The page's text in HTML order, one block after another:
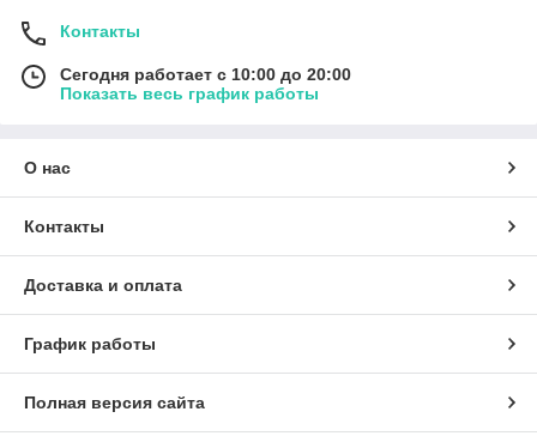
Контакты
Сегодня работает с 10:00 до 20:00
Показать весь график работы
О нас
Контакты
Доставка и оплата
График работы
Полная версия сайта